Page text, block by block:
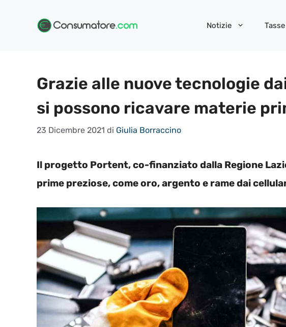
Notizie
Grazie alle nuove tecnologie
si possono ricavare materie
23 Dicembre 2021 di Giulia Borraccino
Il progetto Portent, co-finanziato dalla Regione
prime preziose, come oro, argento e rame dai